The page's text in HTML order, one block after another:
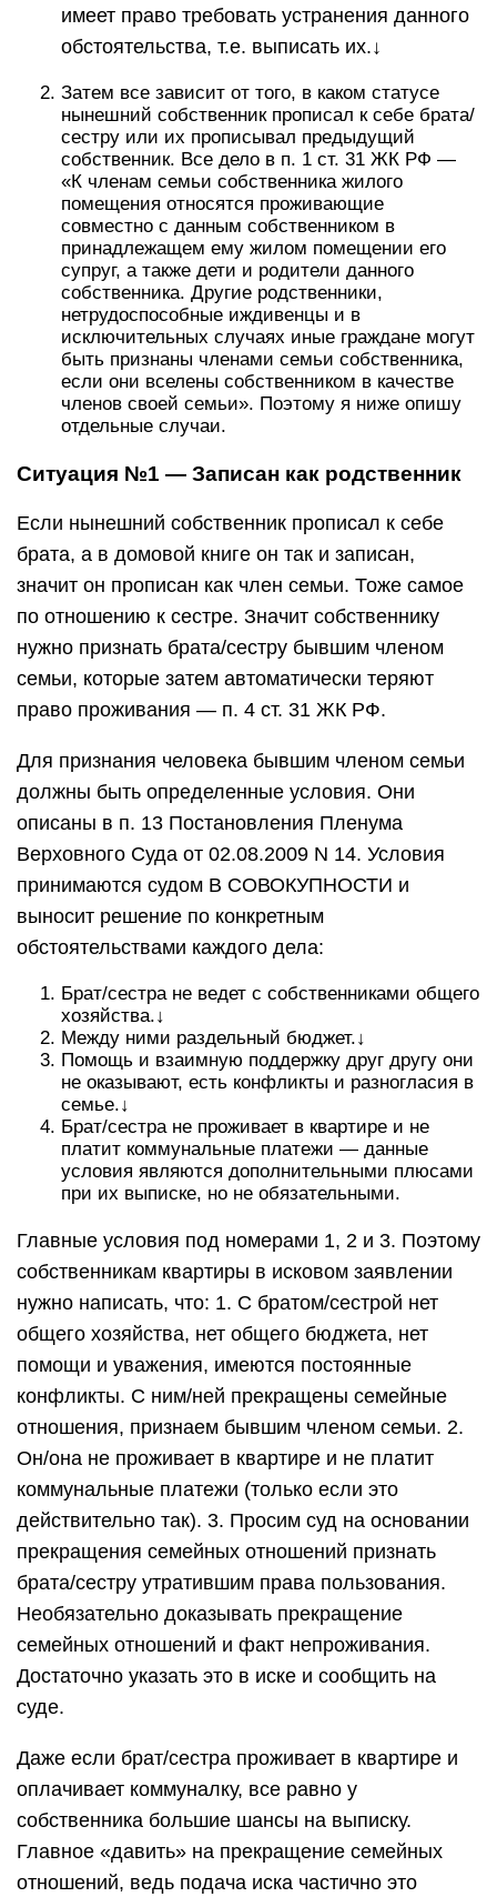
имеет право требовать устранения данного
обстоятельства, т.е. выписать их.↓
Затем все зависит от того, в каком статусе
нынешний собственник прописал к себе брата/
сестру или их прописывал предыдущий
собственник. Все дело в п. 1 ст. 31 ЖК РФ —
«К членам семьи собственника жилого
помещения относятся проживающие
совместно с данным собственником в
принадлежащем ему жилом помещении его
супруг, а также дети и родители данного
собственника. Другие родственники,
нетрудоспособные иждивенцы и в
исключительных случаях иные граждане могут
быть признаны членами семьи собственника,
если они вселены собственником в качестве
членов своей семьи». Поэтому я ниже опишу
отдельные случаи.
Ситуация №1 — Записан как родственник
Если нынешний собственник прописал к себе
брата, а в домовой книге он так и записан,
значит он прописан как член семьи. Тоже самое
по отношению к сестре. Значит собственнику
нужно признать брата/сестру бывшим членом
семьи, которые затем автоматически теряют
право проживания — п. 4 ст. 31 ЖК РФ.
Для признания человека бывшим членом семьи
должны быть определенные условия. Они
описаны в п. 13 Постановления Пленума
Верховного Суда от 02.08.2009 N 14. Условия
принимаются судом В СОВОКУПНОСТИ и
выносит решение по конкретным
обстоятельствами каждого дела:
Брат/сестра не ведет с собственниками общего
хозяйства.↓
Между ними раздельный бюджет.↓
Помощь и взаимную поддержку друг другу они
не оказывают, есть конфликты и разногласия в
семье.↓
Брат/сестра не проживает в квартире и не
платит коммунальные платежи — данные
условия являются дополнительными плюсами
при их выписке, но не обязательными.
Главные условия под номерами 1, 2 и 3. Поэтому
собственникам квартиры в исковом заявлении
нужно написать, что: 1. С братом/сестрой нет
общего хозяйства, нет общего бюджета, нет
помощи и уважения, имеются постоянные
конфликты. С ним/ней прекращены семейные
отношения, признаем бывшим членом семьи. 2.
Он/она не проживает в квартире и не платит
коммунальные платежи (только если это
действительно так). 3. Просим суд на основании
прекращения семейных отношений признать
брата/сестру утратившим права пользования.
Необязательно доказывать прекращение
семейных отношений и факт непроживания.
Достаточно указать это в иске и сообщить на
суде.
Даже если брат/сестра проживает в квартире и
оплачивает коммуналку, все равно у
собственника большие шансы на выписку.
Главное «давить» на прекращение семейных
отношений, ведь подача иска частично это